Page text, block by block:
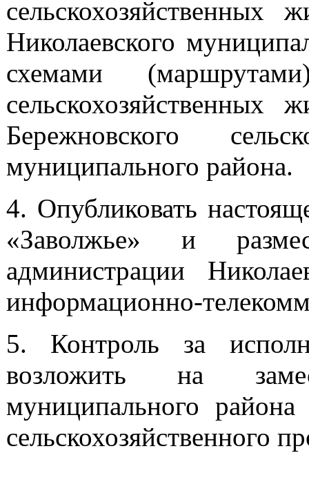
Николаевского
схемами
Бережновского
муниципального района.
4. Опубликовать
«Заволжье» и
администрации
информационно-
5. Контроль за
возложить на
муниципального
сельскохозяйственного